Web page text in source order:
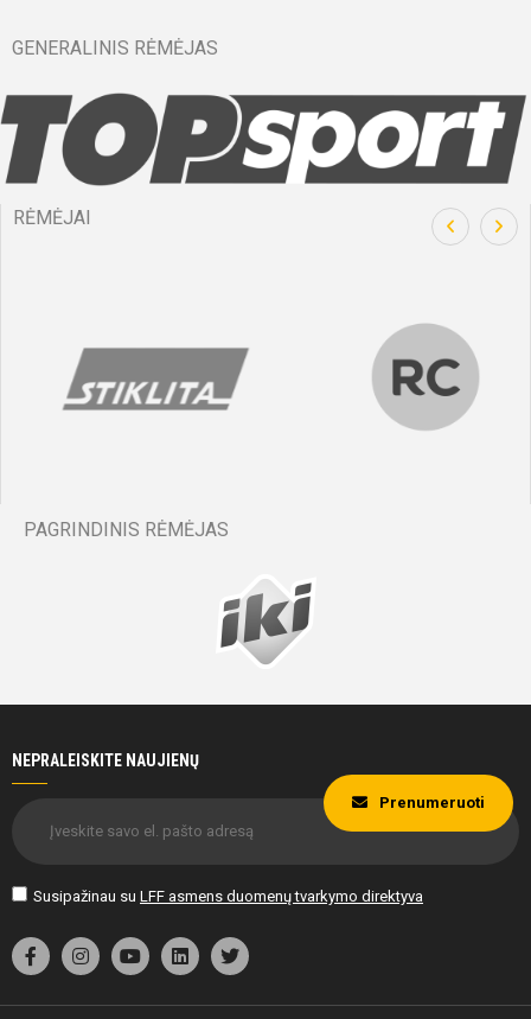
GENERALINIS RĖMĖJAS
RĖMĖJAI
PAGRINDINIS RĖMĖJAS
NEPRALEISKITE NAUJIENŲ
Susipažinau su LFF asmens duomenų tvarkymo direktyva
Prenumeruoti